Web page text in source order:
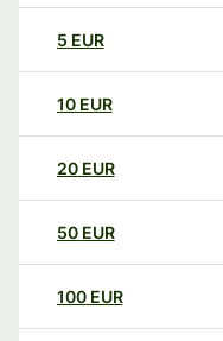
5 EUR
10 EUR
20 EUR
50 EUR
100 EUR